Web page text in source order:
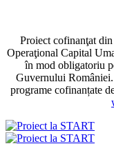
Proiect cofinanţat
Operaţional Capital
în mod obligatoriu
Guvernului
programe cofinanțate